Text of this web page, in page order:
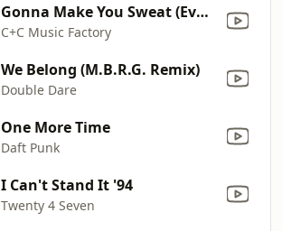
Gonna Make You Sweat (Everybody Dance Now) [feat. Freedom Williams]
C+C Music Factory
We Belong (M.B.R.G. Remix)
Double Dare
One More Time
Daft Punk
I Can't Stand It '94
Twenty 4 Seven